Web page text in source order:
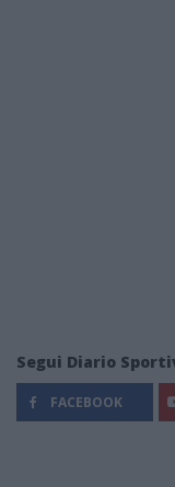
Segui Diario
FACEBOOK